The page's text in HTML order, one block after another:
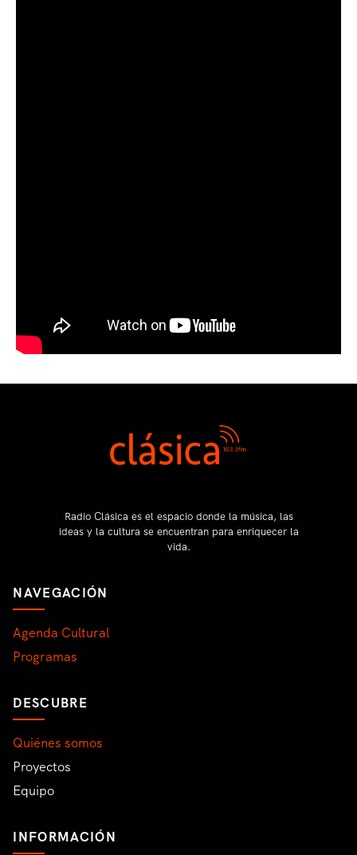
Radio Clásica es el espacio donde la música, las
ideas y la cultura se encuentran para enriquecer la
vida.
NAVEGACIÓN
Agenda Cultural
Programas
DESCUBRE
Quiénes somos
Proyectos
Equipo
INFORMACIÓN